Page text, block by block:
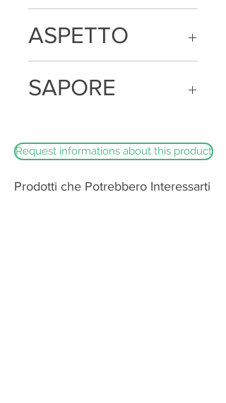
saccarosio, aromi e spezie
ASPETTO
fetta si presente di colore rosso
brillante
SAPORE
Request informations about this product
Prodotti che Potrebbero Interessarti